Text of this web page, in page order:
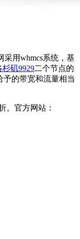
采用whmcs系统，基
杉矶9929二个节点的
予的带宽和流量相当
。官方网站：